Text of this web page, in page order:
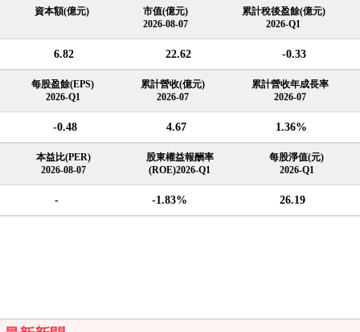
資本額(億元)
市值(億元)
2026-08-07
累計稅後盈餘(億元)
2026-Q1
6.82 22.62 -0.33
每股盈餘(EPS)
2026-Q1
累計營收(億元)
2026-07
累計營收年成長率
2026-07
-0.48 4.67 1.36%
本益比(PER)
2026-08-07
股東權益報酬率
(ROE)2026-Q1
每股淨值(元)
2026-Q1
- -1.83% 26.19